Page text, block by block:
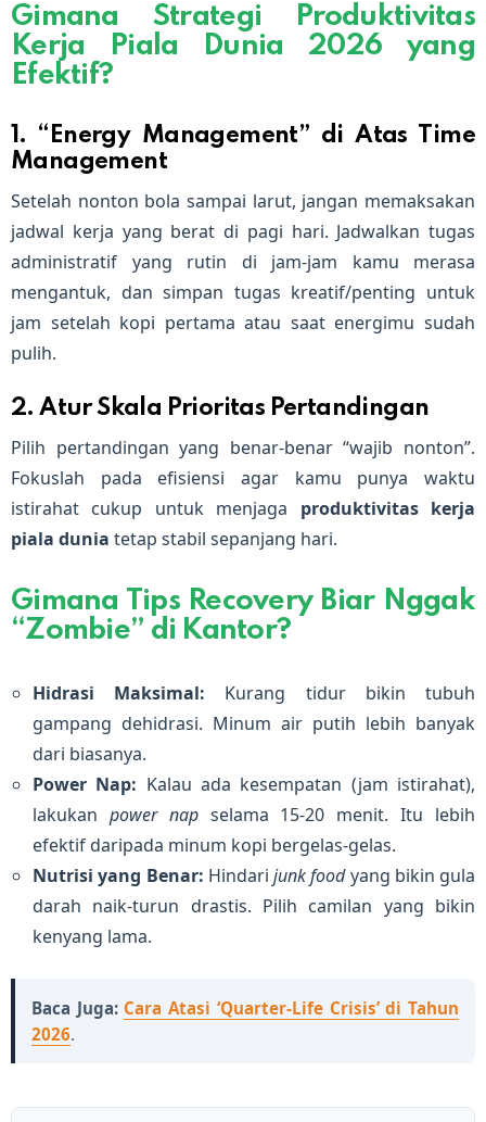
Gimana Strategi Produktivitas
Kerja Piala Dunia 2026 yang
Efektif?
1. “Energy Management” di Atas Time
Management
Setelah nonton bola sampai larut, jangan memaksakan
jadwal kerja yang berat di pagi hari. Jadwalkan tugas
administratif yang rutin di jam-jam kamu merasa
mengantuk, dan simpan tugas kreatif/penting untuk
jam setelah kopi pertama atau saat energimu sudah
pulih.
2. Atur Skala Prioritas Pertandingan
Pilih pertandingan yang benar-benar “wajib nonton”.
Fokuslah pada efisiensi agar kamu punya waktu
istirahat cukup untuk menjaga produktivitas kerja
piala dunia tetap stabil sepanjang hari.
Gimana Tips Recovery Biar Nggak
“Zombie” di Kantor?
Hidrasi Maksimal: Kurang tidur bikin tubuh
gampang dehidrasi. Minum air putih lebih banyak
dari biasanya.
Power Nap: Kalau ada kesempatan (jam istirahat),
lakukan power napselama 15-20 menit. Itu lebih
efektif daripada minum kopi bergelas-gelas.
Nutrisi yang Benar: Hindari junk foodyang bikin gula
darah naik-turun drastis. Pilih camilan yang bikin
kenyang lama.
Baca Juga: Cara Atasi ‘Quarter-Life Crisis’ di Tahun
2026.